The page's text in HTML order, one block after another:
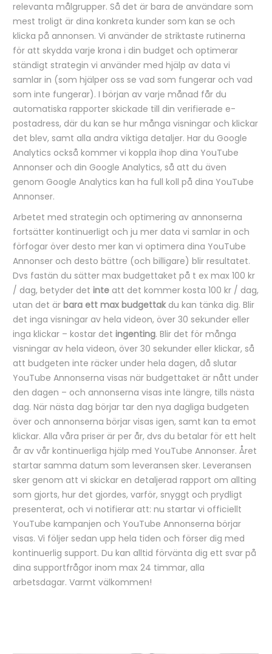
relevanta målgrupper. Så det är bara de användare som
mest troligt är dina konkreta kunder som kan se och
klicka på annonsen. Vi använder de striktaste rutinerna
för att skydda varje krona i din budget och optimerar
ständigt strategin vi använder med hjälp av data vi
samlar in (som hjälper oss se vad som fungerar och vad
som inte fungerar). I början av varje månad får du
automatiska rapporter skickade till din verifierade e-
postadress, där du kan se hur många visningar och klickar
det blev, samt alla andra viktiga detaljer. Har du Google
Analytics också kommer vi koppla ihop dina YouTube
Annonser och din Google Analytics, så att du även
genom Google Analytics kan ha full koll på dina YouTube
Annonser.
Arbetet med strategin och optimering av annonserna
fortsätter kontinuerligt och ju mer data vi samlar in och
förfogar över desto mer kan vi optimera dina YouTube
Annonser och desto bättre (och billigare) blir resultatet.
Dvs fastän du sätter max budgettaket på t ex max 100 kr
/ dag, betyder det inte att det kommer kosta 100 kr / dag,
utan det är bara ett max budgettakdu kan tänka dig. Blir
det inga visningar av hela videon, över 30 sekunder eller
inga klickar – kostar det ingenting. Blir det för många
visningar av hela videon, över 30 sekunder eller klickar, så
att budgeten inte räcker under hela dagen, då slutar
YouTube Annonserna visas när budgettaket är nått under
den dagen – och annonserna visas inte längre, tills nästa
dag. När nästa dag börjar tar den nya dagliga budgeten
över och annonserna börjar visas igen, samt kan ta emot
klickar. Alla våra priser är per år, dvs du betalar för ett helt
år av vår kontinuerliga hjälp med YouTube Annonser. Året
startar samma datum som leveransen sker. Leveransen
sker genom att vi skickar en detaljerad rapport om allting
som gjorts, hur det gjordes, varför, snyggt och prydligt
presenterat, och vi notifierar att: nu startar vi officiellt
YouTube kampanjen och YouTube Annonserna börjar
visas. Vi följer sedan upp hela tiden och förser dig med
kontinuerlig support. Du kan alltid förvänta dig ett svar på
dina supportfrågor inom max 24 timmar, alla
arbetsdagar. Varmt välkommen!